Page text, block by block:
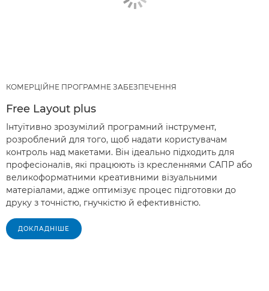
КОМЕРЦІЙНЕ ПРОГРАМНЕ ЗАБЕЗПЕЧЕННЯ
Free Layout plus
Інтуїтивно зрозумілий програмний інструмент,
розроблений для того, щоб надати користувачам
контроль над макетами. Він ідеально підходить для
професіоналів, які працюють із кресленнями САПР або
великоформатними креативними візуальними
матеріалами, адже оптимізує процес підготовки до
друку з точністю, гнучкістю й ефективністю.
ДОКЛАДНІШЕ